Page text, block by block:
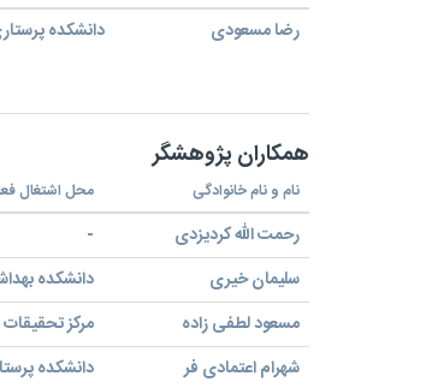
رضا مسعودی دانشکده
همکاران پژوهشگر
نام و نام خانوادگی محل اشتغال
رحمت الله کردیزدی -
سلیمان خیری
دانشکده
مسعود لطفی زاده
مرکز
شهرام اعتمادی فر
دانشکده